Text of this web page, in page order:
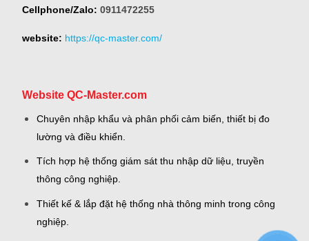
Cellphone/Zalo: 0911472255
website: https://qc-master.com/
Website QC-Master.com
Chuyên nhập khẩu và phân phối cảm biến, thiết bị đo
lường và điều khiển.
Tích hợp hệ thống giám sát thu nhập dữ liệu, truyền
thông công nghiệp.
Thiết kế & lắp đặt hệ thống nhà thông minh trong công
nghiệp.